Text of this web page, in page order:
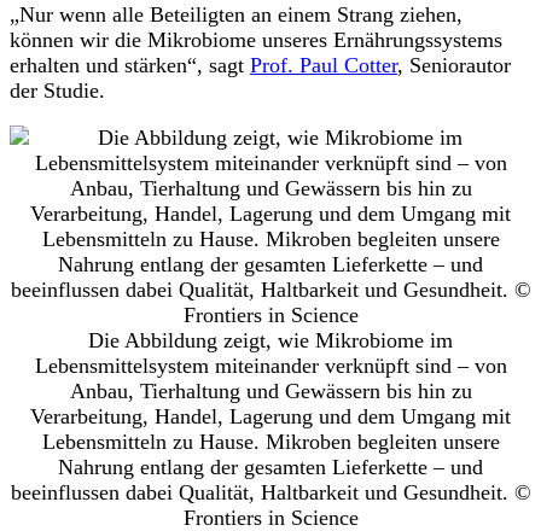
„Nur wenn alle Beteiligten an einem Strang ziehen,
können wir die Mikrobiome unseres Ernährungssystems
erhalten und stärken“, sagt Prof. Paul Cotter, Seniorautor
der Studie.
Die Abbildung zeigt, wie Mikrobiome im
Lebensmittelsystem miteinander verknüpft sind – von
Anbau, Tierhaltung und Gewässern bis hin zu
Verarbeitung, Handel, Lagerung und dem Umgang mit
Lebensmitteln zu Hause. Mikroben begleiten unsere
Nahrung entlang der gesamten Lieferkette – und
beeinflussen dabei Qualität, Haltbarkeit und Gesundheit. ©
Frontiers in Science